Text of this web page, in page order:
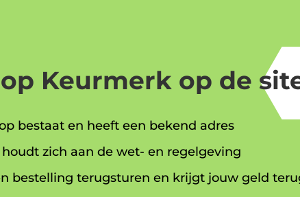
Keurmerk op de
bestaat en heeft een bekend adres
zich aan de wet- en regelgeving
bestelling terugsturen en krijgt jouw geld